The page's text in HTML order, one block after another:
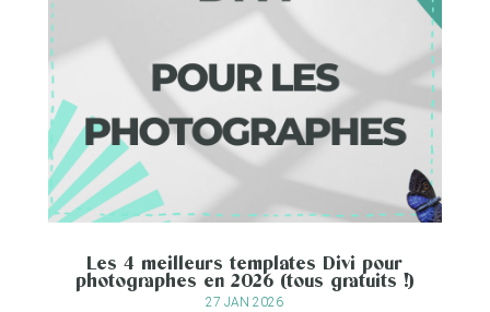
Les 4 meilleurs templates Divi pour
photographes en 2026 (tous gratuits !)
27 JAN 2026